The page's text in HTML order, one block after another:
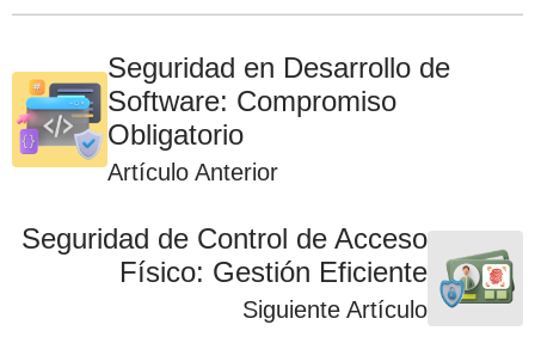
Seguridad en Desarrollo de
Software: Compromiso
Obligatorio
Artículo Anterior
Seguridad de Control de Acceso
Físico: Gestión Eficiente
Siguiente Artículo